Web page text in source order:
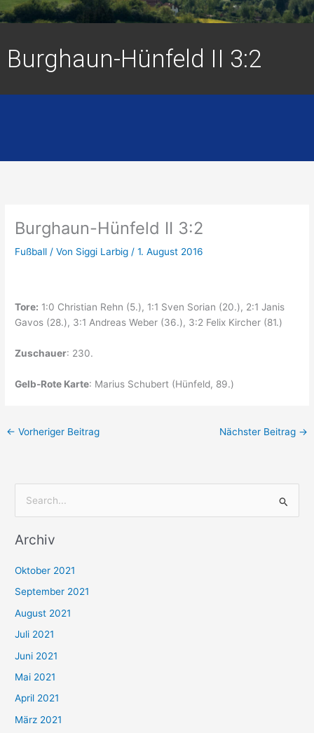
Burghaun-Hünfeld II 3:2
Burghaun-Hünfeld II 3:2
Fußball / Von Siggi Larbig/1. August 2016
Tore: 1:0 Christian Rehn (5.), 1:1 Sven Sorian (20.), 2:1 Janis
Gavos (28.), 3:1 Andreas Weber (36.), 3:2 Felix Kircher (81.)
Zuschauer: 230.
Gelb-Rote Karte: Marius Schubert (Hünfeld, 89.)
← Vorheriger Beitrag Nächster Beitrag →
c
n
n
a
c
h
:
Archiv
Oktober 2021
September 2021
August 2021
Juli 2021
Juni 2021
Mai 2021
April 2021
März 2021